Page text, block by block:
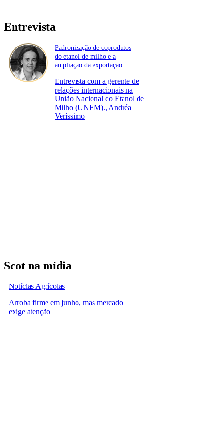
Entrevista
Padronização de coprodutos
do etanol de milho e a
ampliação da exportação
Entrevista com a gerente de
relações internacionais na
União Nacional do Etanol de
Milho (UNEM)., Andréa
Veríssimo
Scot na mídia
Notícias Agrícolas
Arroba firme em junho, mas mercado
exige atenção